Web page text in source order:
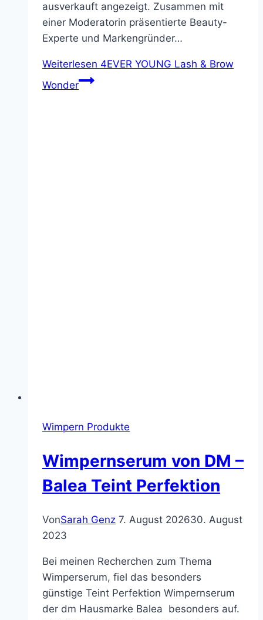
ausverkauft angezeigt. Zusammen mit
einer Moderatorin präsentierte Beauty-
Experte und Markengründer…
Weiterlesen 4EVER YOUNG Lash & Brow
Wonder
Wimpern Produkte
Wimpernserum von DM –
Balea Teint Perfektion
VonSarah Genz 7. August 202630. August
2023
Bei meinen Recherchen zum Thema
Wimperserum, fiel das besonders
günstige Teint Perfektion Wimpernserum
der dm Hausmarke Balea besonders auf.